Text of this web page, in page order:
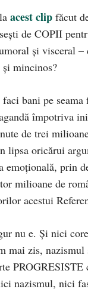
acest clip făcut
de COPII
și visceral –
și mincinos?
bani pe
împotriva
de trei
lipsa oricărui
emoțională, prin
milioane de
acestui
nu e. Și nici
mai zis,
nazismul, nici